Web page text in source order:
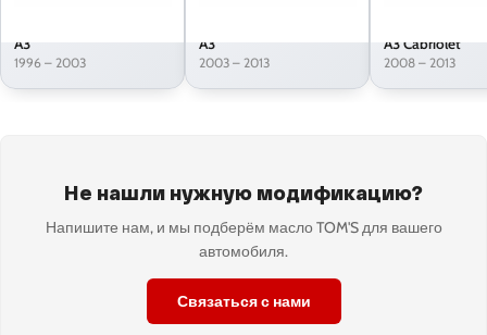
A3
1996 – 2003
A3
2003 – 2013
A3 Cabriolet
2008 – 2013
Не нашли нужную модификацию?
Напишите нам, и мы подберём масло TOM'S для вашего
автомобиля.
Связаться с нами